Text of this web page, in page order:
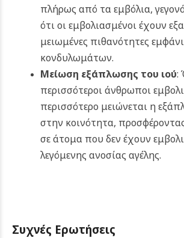
πλήρως από τα εμβόλια,
ότι οι εμβολιασμένοι έχουν
μειωμένες πιθανότητες
κονδυλωμάτων.
Μείωση εξάπλωσης του ιού:
περισσότεροι άνθρωποι
περισσότερο μειώνεται η
στην κοινότητα,
σε άτομα που δεν έχουν
λεγόμενης ανοσίας αγέλης.
Συχνές Ερωτήσεις